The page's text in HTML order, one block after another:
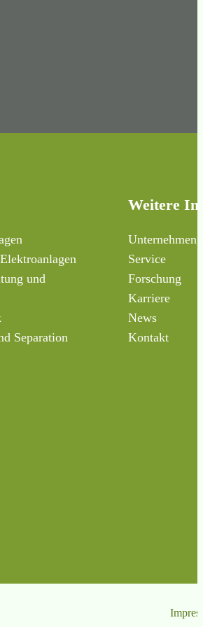
und
Separation
Weitere
Unternehmen
Service
Forschung
Karriere
News
Kontakt